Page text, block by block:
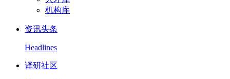
机构库
资讯头条
Headlines
译研社区